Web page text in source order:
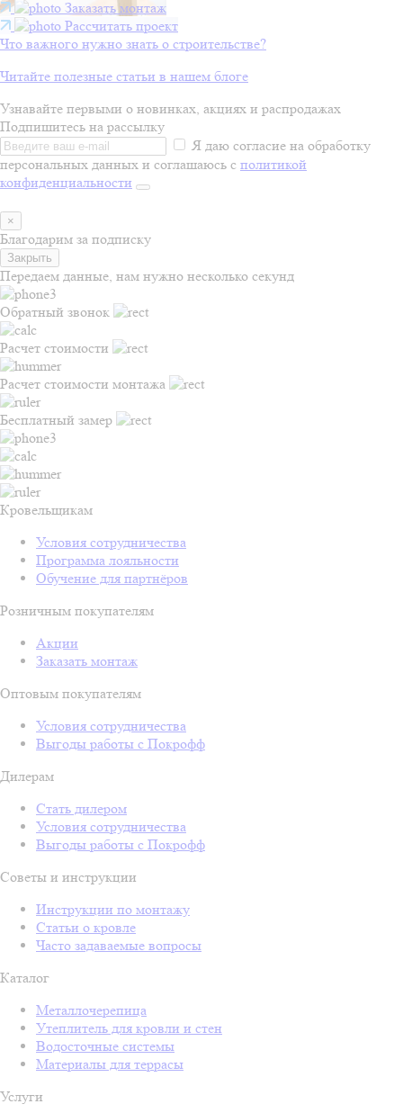
Заказать монтаж
Рассчитать проект
Что важного нужно знать о строительстве?
Читайте полезные статьи в нашем блоге
Узнавайте первыми о новинках, акциях и распродажах
Подпишитесь на рассылку
Я даю согласие на обработку
персональных данных и соглашаюсь с политикой
конфиденциальности
×
Благодарим за подписку
Закрыть
Передаем данные, нам нужно несколько секунд
Обратный звонок
Расчет стоимости
Расчет стоимости монтажа
Бесплатный замер
Кровельщикам
Условия сотрудничества
Программа лояльности
Обучение для партнёров
Розничным покупателям
Акции
Заказать монтаж
Оптовым покупателям
Условия сотрудничества
Выгоды работы с Покрофф
Дилерам
Стать дилером
Условия сотрудничества
Выгоды работы с Покрофф
Советы и инструкции
Инструкции по монтажу
Статьи о кровле
Часто задаваемые вопросы
Каталог
Металлочерепица
Утеплитель для кровли и стен
Водосточные системы
Материалы для террасы
Услуги